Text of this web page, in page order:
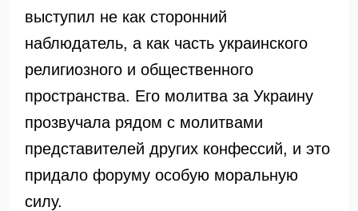
выступил не как сторонний
наблюдатель, а как часть украинского
религиозного и общественного
пространства. Его молитва за Украину
прозвучала рядом с молитвами
представителей других конфессий, и это
придало форуму особую моральную
силу.